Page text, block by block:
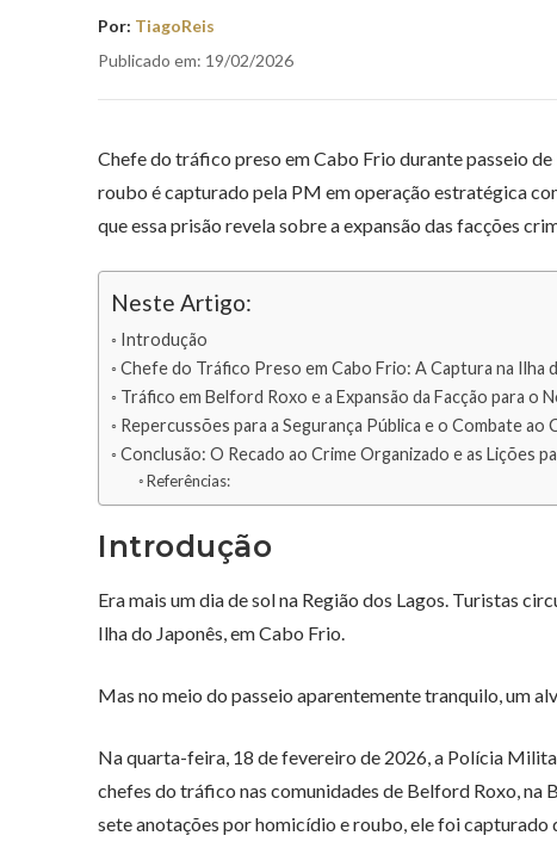
Por: TiagoReis
Publicado em: 19/02/2026
Chefe do tráfico preso em Cabo Frio durante passeio
roubo é capturado pela PM em operação estratégica
que essa prisão revela sobre a expansão das facções
Neste Artigo:
Introdução
Chefe do Tráfico Preso em Cabo Frio: A Captura na Ilha
Tráfico em Belford Roxo e a Expansão da Facção para o
Repercussões para a Segurança Pública e o Combate ao
Conclusão: O Recado ao Crime Organizado e as Lições
Referências:
Introdução
Era mais um dia de sol na Região dos Lagos. Turistas
Ilha do Japonês, emCabo Frio.
Mas no meio do passeio aparentemente tranquilo, um
Na quarta-feira, 18 de fevereiro de 2026, a Polícia
chefes do tráfico nas comunidades de Belford Roxo, na
sete anotações por homicídio e roubo, ele foi capturado